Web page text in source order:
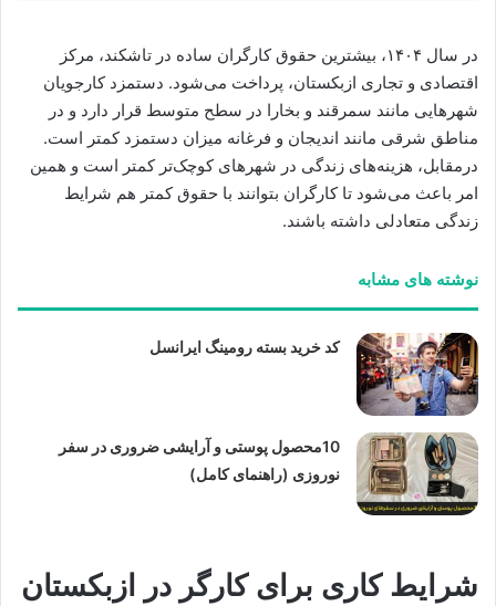
در سال ۱۴۰۴، بیشترین حقوق کارگران ساده در تاشکند، مرکز
اقتصادی و تجاری ازبکستان، پرداخت می‌شود. دستمزد کارجویان
شهرهایی مانند سمرقند و بخارا در سطح متوسط قرار دارد و در
مناطق شرقی مانند اندیجان و فرغانه میزان دستمزد کمتر است.
درمقابل، هزینه‌های زندگی در شهرهای کوچک‌تر کمتر است و همین
امر باعث می‌شود تا کارگران بتوانند با حقوق کمتر هم شرایط
زندگی متعادلی داشته باشند.
نوشته های مشابه
کد خرید بسته رومینگ ایرانسل
10محصول پوستی و آرایشی ضروری در سفر
نوروزی (راهنمای کامل)
شرایط کاری برای کارگر در ازبکستان